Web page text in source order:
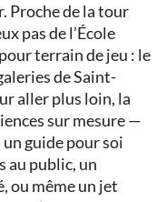
Proche de la tour
pas de l’École
terrain de jeu : le
de Saint-
aller plus loin, la
sur mesure —
guide pour soi
au public, un
ou même un jet